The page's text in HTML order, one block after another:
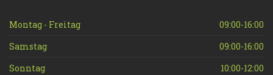
Montag - Freitag
09:00-16:00
Samstag
09:00-16:00
Sonntag
10:00-12:00